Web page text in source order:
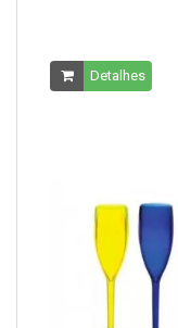
Detalhes